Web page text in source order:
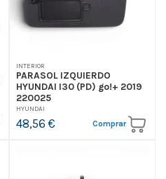
INTERIOR
PARASOL IZQUIERDO
HYUNDAI I30 (PD) go!+ 2019
220025
HYUNDAI
48,56 € Comprar